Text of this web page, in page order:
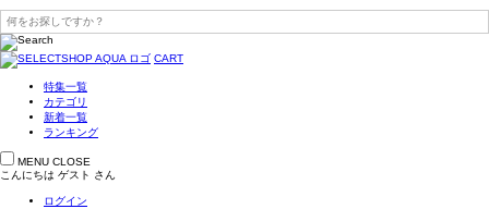
CART
特集一覧
カテゴリ
新着一覧
ランキング
MENU CLOSE
こんにちは ゲスト さん
ログイン